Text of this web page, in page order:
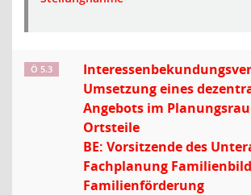
Ö 5.3
Umsetzung eines
Angebots im
Ortsteile
BE: Vorsitzende des
Fachplanung
Familienförderung